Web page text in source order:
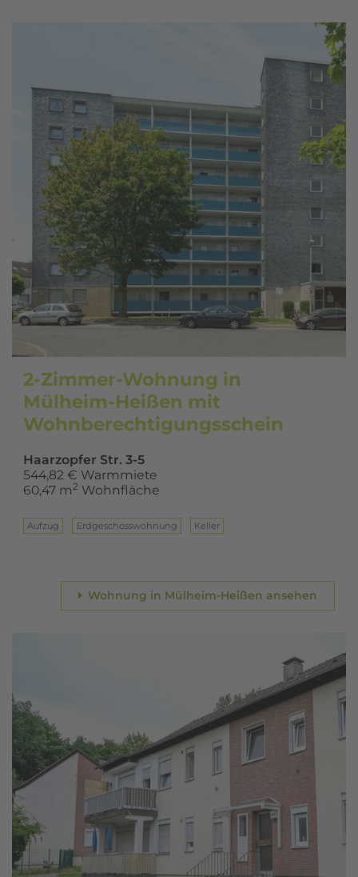
2-Zimmer-Wohnung in
Mülheim-Heißen mit
Wohnberechtigungsschein
Haarzopfer Str. 3-5
544,82 € Warmmiete
60,47 m2 Wohnfläche
Aufzug Erd­ge­schoss­woh­nung Keller
Wohnung in Mülheim-Heißen ansehen